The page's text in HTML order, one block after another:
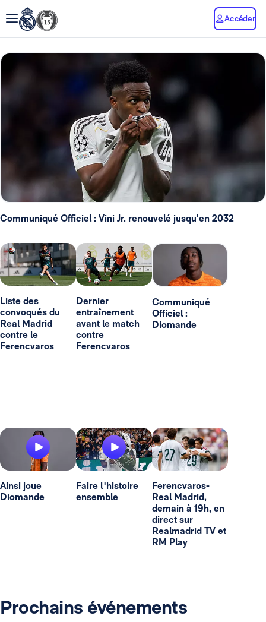
Accéder
Communiqué Officiel : Vini Jr. renouvelé jusqu'en 2032
Liste des
convoqués du
Real Madrid
contre le
Ferencvaros
Dernier
entraînement
avant le match
contre
Ferencvaros
Communiqué
Officiel :
Diomande
Ainsi joue
Diomande
Faire l'histoire
ensemble
Ferencvaros-
Real Madrid,
demain à 19h, en
direct sur
Realmadrid TV et
RM Play
Prochains événements